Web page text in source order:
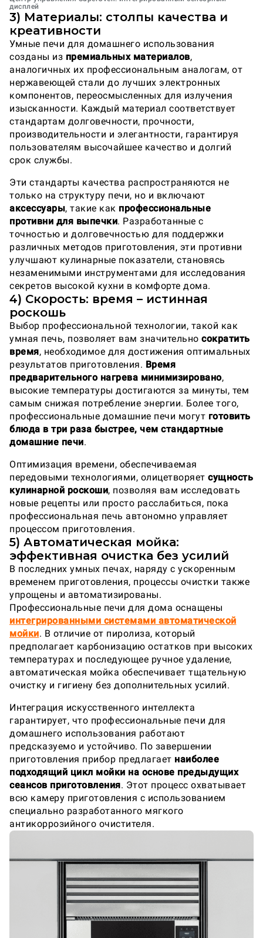
дисплей
3) Материалы: столпы качества и
креативности
Умные печи для домашнего использования
созданы из премиальных материалов,
аналогичных их профессиональным аналогам, от
нержавеющей стали до лучших электронных
компонентов, переосмысленных для излучения
изысканности. Каждый материал соответствует
стандартам долговечности, прочности,
производительности и элегантности, гарантируя
пользователям высочайшее качество и долгий
срок службы.
Эти стандарты качества распространяются не
только на структуру печи, но и включают
аксессуары, такие как профессиональные
противни для выпечки. Разработанные с
точностью и долговечностью для поддержки
различных методов приготовления, эти противни
улучшают кулинарные показатели, становясь
незаменимыми инструментами для исследования
секретов высокой кухни в комфорте дома.
4) Скорость: время – истинная
роскошь
Выбор профессиональной технологии, такой как
умная печь, позволяет вам значительно сократить
время, необходимое для достижения оптимальных
результатов приготовления. Время
предварительного нагрева минимизировано,
высокие температуры достигаются за минуты, тем
самым снижая потребление энергии. Более того,
профессиональные домашние печи могут готовить
блюда в три раза быстрее, чем стандартные
домашние печи.
Оптимизация времени, обеспечиваемая
передовыми технологиями, олицетворяет сущность
кулинарной роскоши, позволяя вам исследовать
новые рецепты или просто расслабиться, пока
профессиональная печь автономно управляет
процессом приготовления.
5) Автоматическая мойка:
эффективная очистка без усилий
В последних умных печах, наряду с ускоренным
временем приготовления, процессы очистки также
упрощены и автоматизированы.
Профессиональные печи для дома оснащены
интегрированными системами автоматической
мойки. В отличие от пиролиза, который
предполагает карбонизацию остатков при высоких
температурах и последующее ручное удаление,
автоматическая мойка обеспечивает тщательную
очистку и гигиену без дополнительных усилий.
Интеграция искусственного интеллекта
гарантирует, что профессиональные печи для
домашнего использования работают
предсказуемо и устойчиво. По завершении
приготовления прибор предлагает наиболее
подходящий цикл мойки на основе предыдущих
сеансов приготовления. Этот процесс охватывает
всю камеру приготовления с использованием
специально разработанного мягкого
антикоррозийного очистителя.